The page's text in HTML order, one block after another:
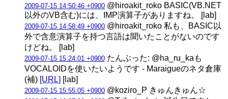
2009-07-15 14:50:46 +0900 @hiroakit_roko BASIC(VB.NET
以外のVB含む)には、IMP演算子がありますね。 [lab]
2009-07-15 14:58:49 +0900 @hiroakit_roko 私も、BASIC以
外で含意演算子を持つ言語は聞いたことがないのです
けどね。 [lab]
2009-07-15 15:24:01 +0900 たんぶった: @ha_ru_kaも
VOCALOIDを使いたいようです - Maraigueのネタ倉庫
(補) [URL] [lab]
2009-07-15 15:55:05 +0900 @koziro_P きゅんきゅん☆